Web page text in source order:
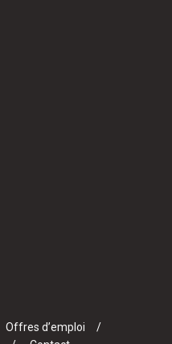
Offres d’emploi